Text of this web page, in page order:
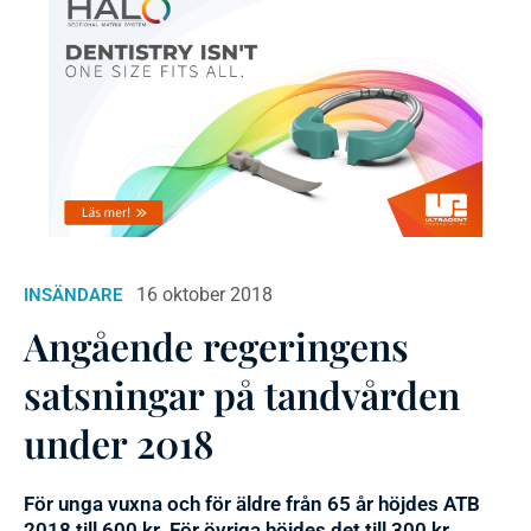
INSÄNDARE 16 oktober 2018
Angående regeringens
satsningar på tandvården
under 2018
För unga vuxna och för äldre från 65 år höjdes ATB